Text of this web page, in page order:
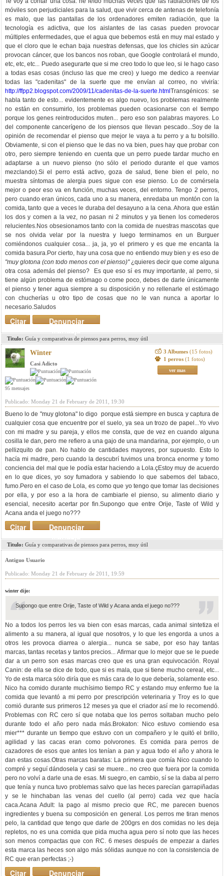
móviles son perjudiciales para la salud, que vivir cerca de antenas de telefonía
es malo, que las pantallas de los ordenadores emiten radiación, que la
tecnología es adictiva, que los aislantes de las casas pueden provocar
múltiples enfermedades, que el agua que bebemos está en muy mal estado y
que el cloro que le echan baja nuestras defensas, que los chicles sin azúcar
provocan cáncer, que los bancos nos roban, que Google controlará el mundo,
etc, etc, etc... Puedo asegurarte que si me creo todo lo que leo, si le hago caso
a todas esas cosas (incluso las que me creo) y luego me dedico a reenviar
todas las "cadenitas" de la suerte que me envían al correo, no viviría:
http://ffpp2.blogspot.com/2009/11/cadenitas-de-la-suerte.html Transgénicos: se
habla tanto de esto... evidentemente es algo nuevo, los problemas realmente
no están en consumirlo, los problemas pueden ocasionarse con el tiempo
porque los genes reintroducidos muten... pero eso son palabras mayores. Lo
del componente cancerígeno de los piensos que llevan pescado...Soy de la
opinión de recomendar el pienso que mejor le vaya a tu perro y a tu bolsillo.
Obviamente, si con el pienso que le das no va bien, pues hay que probar con
otro, pero siempre teniendo en cuenta que un perro puede tardar mucho en
adaptarse a un nuevo pienso (no sólo el periodo durante el que vamos
mezclando).Si el perro está activo, goza de salud, tiene bien el pelo, no
muestra síntomas de alergia pues sigue con ese pienso. Lo de comérsela
mejor o peor eso va en función, muchas veces, del entorno. Tengo 2 perros,
pero cuando eran únicos, cada uno a su manera, enredaba un montón con la
comida, tanto que a veces le duraba del desayuno a la cena. Ahora que están
los dos y comen a la vez, no pasan ni 2 minutos y ya tienen los comederos
relucientes.Nos obsesionamos tanto con la comida de nuestras mascotas que
se nos olvida velar por la nuestra y luego terminamos en un Burguer
comiéndonos cualquier cosa... ja, ja, yo el primero y es que me encanta la
comida basura.Por cierto, hay una cosa que no entiendo muy bien y es eso de
"muy glotona (con todo menos con el pienso)"¿quieres decir que come alguna
otra cosa además del pienso? Es que eso sí es muy importante, al perro, si
tiene algún problema de estómago o come poco, debes de darle únicamente
el pienso y tener agua siempre a su disposición y no rellenarle el estómago
con chucherías u otro tipo de cosas que no le van nunca a aportar lo
necesario.Saludos
Denunciar
mensaje
Citar
Titulo: Guía y comparativas de piensos para perros, muy útil
Winter
Casi Adicto
95 mensajes
3 Albumes (15 fotos)
1 perros (1 fotos)
ver mas
Publicado: Monday 21 de February de 2011, 19:30
Bueno lo de "muy glotona" lo digo porque está siempre en busca y captura de
cualquier cosa que encuentre por el suelo, ya sea un trozo de papel...Yo vivo
con mi madre y su pareja, y ellos me consta, que de vez en cuando alguna
cosilla le dan, pero me refiero a una gajo de una mandarina, por ejemplo, o un
pellizquito de pan. No hablo de cantidades mayores, por supuesto. Esto lo
hacía mi madre, pero cuando la descubrí tuvimos una bronca enorme y tomo
conciencia del mal que le podía estar haciendo a Lola.çEstoy muy de acuerdo
en lo que dices, yo soy fumadora y sabiendo lo que sabemos del tabaco,
fumo.Pero en el caso de Lola, es como que yo tengo que tomar las decisiones
por ella, y por eso a la hora de cambiarle el pienso, su alimento diario y
esencial, necesito acertar por fin.Supongo que entre Orije, Taste of Wild y
Acana anda el juego no???
Denunciar
mensaje
Citar
Titulo: Guía y comparativas de piensos para perros, muy útil
Antiguo Usuario
Publicado: Monday 21 de February de 2011, 19:59
winter dijo:
Supongo que entre Orije, Taste of Wild y Acana anda el juego no???
No a todos los perros les va bien con esas marcas, cada animal sintetiza el
alimento a su manera, al igual que nosotros, y lo que les engorda a unos a
otros les provoca diarrea o alergia... nunca se sabe, por eso hay tantas
marcas, tantas recetas y tantos precios... Afirmar que lo mejor que se le puede
dar a un perro son esas marcas creo que es una gran equivocación. Royal
Canin: de ella se dice de todo, que si es mala, que si tiene mucho cereal, etc...
Yo de esta marca sólo diría que es más cara de lo que debería, solamente eso.
Nico ha comido durante muchísimo tiempo RC y estando muy enfermo fue la
comida que levantó a mi perro por prescripción veterinaria y Troy es lo que
comió durante sus primeros 12 meses ya que el criador así me lo recomendó.
Problemas con RC cero sí que notaba que los perros soltaban mucho pelo
durante todo el año pero nada más.Brokaton: Nico estuvo comiendo esa
mier*** durante un tiempo que estuvo con un compañero y le quitó el brillo,
agilidad y las cacas eran como polvorones. Es comida para perros de
cazadores de esos que antes los tenían a pan y agua todo el año y ahora le
dan estas cosas.Otras marcas baratas: La primera que comía Nico cuando lo
compré y seguí dándosela y casi se muere... no creo que fuera por la comida
pero no volví a darle una de esas. Mi suegro, en cambio, sí se la daba al perro
que tenía y nunca tuvo problemas salvo que las heces parecían garrapiñadas
y se le hinchaban las venas del cuello (al perro) cada vez que hacía
caca.Acana Adult: la pago al mismo precio que RC, me parecen buenos
ingredientes y buena su composición en general. Los perros me tiran menos
pelo, la cantidad que tengo que darle de 200grs en dos comidas no les deja
repletos, no es una comida que pida mucha agua pero sí noto que las heces
son menos compactas que con RC. 6 meses después de empezar a darles
esta marca las heces son algo más sólidas aunque no con la consistencia de
RC que eran perfectas ;-)
Denunciar
Citar